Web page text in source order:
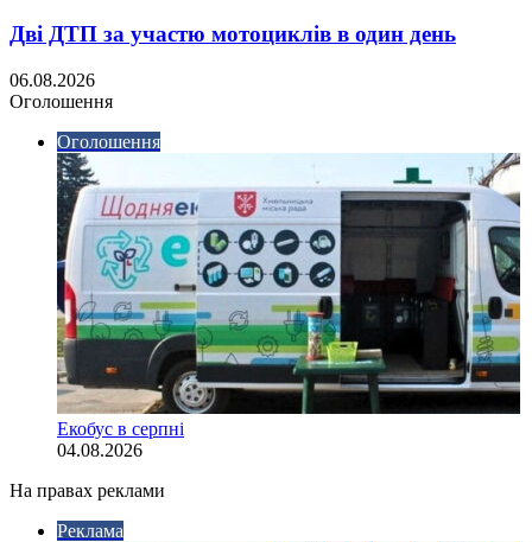
Дві ДТП за участю мотоциклів в один день
06.08.2026
Оголошення
Оголошення
Екобус в серпні
04.08.2026
На правах реклами
Реклама